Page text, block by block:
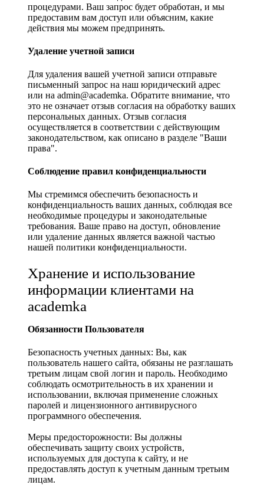
процедурами. Ваш запрос будет обработан, и мы
предоставим вам доступ или объясним, какие
действия мы можем предпринять.
Удаление учетной записи
Для удаления вашей учетной записи отправьте
письменный запрос на наш юридический адрес
или на admin@academka. Обратите внимание, что
это не означает отзыв согласия на обработку ваших
персональных данных. Отзыв согласия
осуществляется в соответствии с действующим
законодательством, как описано в разделе "Ваши
права".
Соблюдение правил конфиденциальности
Мы стремимся обеспечить безопасность и
конфиденциальность ваших данных, соблюдая все
необходимые процедуры и законодательные
требования. Ваше право на доступ, обновление
или удаление данных является важной частью
нашей политики конфиденциальности.
Хранение и использование
информации клиентами на
academka
Обязанности Пользователя
Безопасность учетных данных: Вы, как
пользователь нашего сайта, обязаны не разглашать
третьим лицам свой логин и пароль. Необходимо
соблюдать осмотрительность в их хранении и
использовании, включая применение сложных
паролей и лицензионного антивирусного
программного обеспечения.
Меры предосторожности: Вы должны
обеспечивать защиту своих устройств,
используемых для доступа к сайту, и не
предоставлять доступ к учетным данным третьим
лицам.